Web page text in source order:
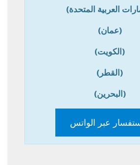
العربية المتحدة)
(عمان)
(الكويت)
(القطر)
(البحرين)
عبر الواتس